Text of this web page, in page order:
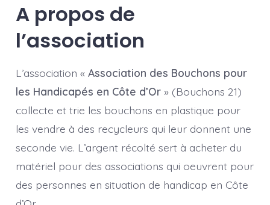
A propos de
l’association
L’association « Association des Bouchons pour
les Handicapés en Côte d’Or» (Bouchons 21)
collecte et trie les bouchons en plastique pour
les vendre à des recycleurs qui leur donnent une
seconde vie. L’argent récolté sert à acheter du
matériel pour des associations qui oeuvrent pour
des personnes en situation de handicap en Côte